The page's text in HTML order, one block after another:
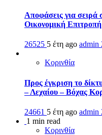
Αποφάσεις για
Οικονομική
26525 5 έτη ago admin
Κορινθία
Προς έγκριση το
– Λεχαίου – Βόχας
24661 5 έτη ago admin
1 min read
Κορινθία